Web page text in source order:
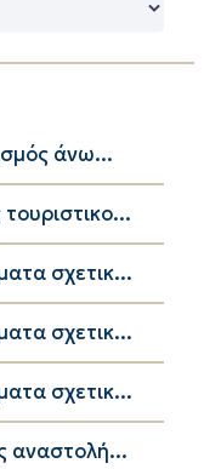
άνω...
σχετικ...
σχετικ...
σχετικ...
αναστολή...